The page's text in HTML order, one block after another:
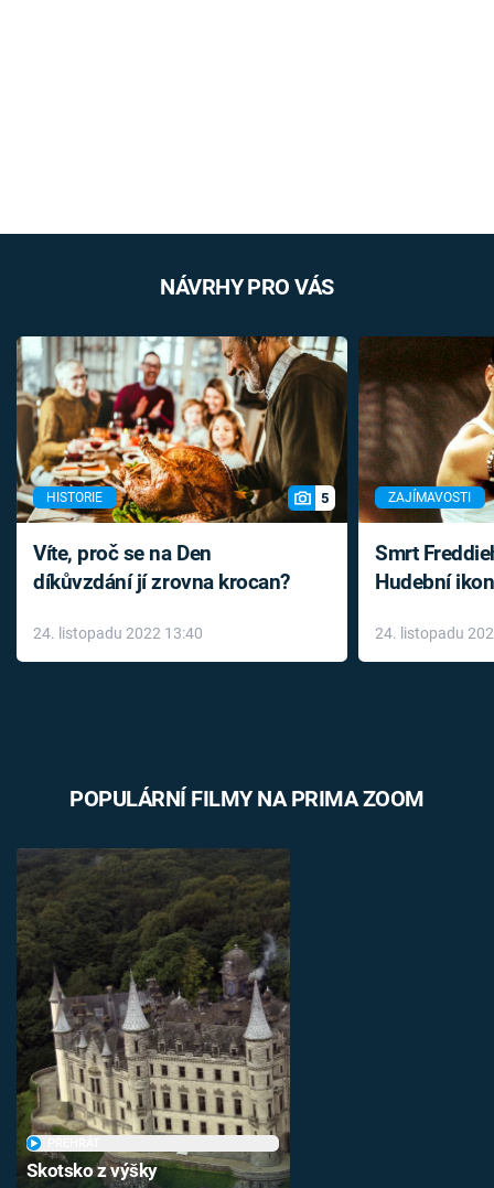
NÁVRHY PRO VÁS
HISTORIE 5
Víte, proč se na Den
díkůvzdání jí zrovna krocan?
24. listopadu 2022 13:40
ZAJÍMAVOSTI
Smrt
Hudební
léky
24. listopadu
POPULÁRNÍ FILMY NA PRIMA ZOOM
Skotsko z výšky